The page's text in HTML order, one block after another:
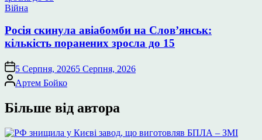
Опублікувати
Війна
Росія скинула авіабомби на Слов’янськ:
кількість поранених зросла до 15
5 Серпня, 20265 Серпня, 2026
Опубліковано
Артем Бойко
Більше від автора